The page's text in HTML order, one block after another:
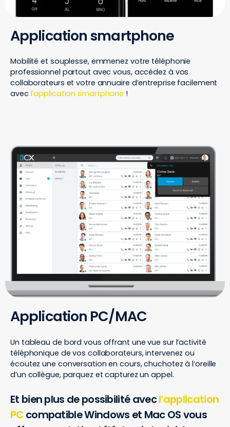
Application smartphone
Mobilité et souplesse, emmenez votre téléphonie
professionnel partout avec vous, accédez à vos
collaborateurs et votre annuaire d’entreprise facilement
avec l’application smartphone !
Application PC/MAC
Un tableau de bord vous offrant une vue sur l’activité
téléphonique de vos collaborateurs, intervenez ou
écoutez une conversation en cours, chuchotez à l’oreille
d’un collègue, parquez et capturez un appel.
Et bien plus de possibilité avecl’application
PCcompatible Windows et Mac OS vous